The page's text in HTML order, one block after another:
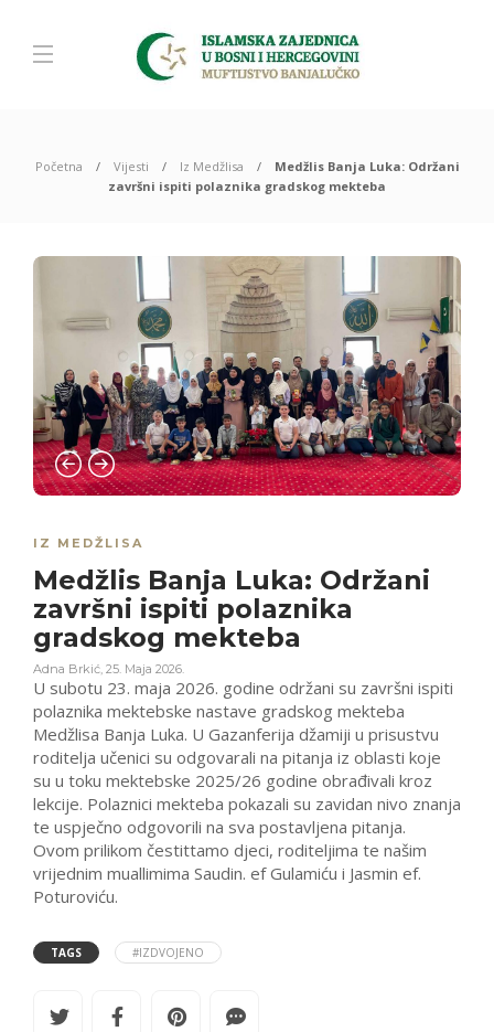
Početna Vijesti Iz Medžlisa
Medžlis Banja Luka: Održani
završni ispiti polaznika gradskog mekteba
IZ MEDŽLISA
Medžlis Banja Luka: Održani
završni ispiti polaznika
gradskog mekteba
Adna Brkić, 25. Maja 2026.
U subotu 23. maja 2026. godine održani su završni ispiti
polaznika mektebske nastave gradskog mekteba
Medžlisa Banja Luka. U Gazanferija džamiji u prisustvu
roditelja učenici su odgovarali na pitanja iz oblasti koje
su u toku mektebske 2025/26 godine obrađivali kroz
lekcije. Polaznici mekteba pokazali su zavidan nivo znanja
te uspječno odgovorili na sva postavljena pitanja.
Ovom prilikom čestittamo djeci, roditeljima te našim
vrijednim muallimima Saudin. ef Gulamiću i Jasmin ef.
Poturoviću.
TAGS #IZDVOJENO